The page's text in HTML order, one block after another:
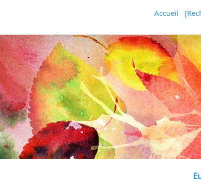
Accueil